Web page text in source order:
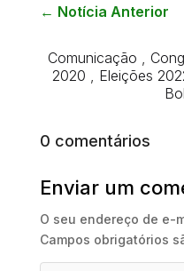
← Notícia Anterior
Comunicação
2020
Eleições
0 comentários
Enviar um
O seu endereço de e-
Campos obrigatórios